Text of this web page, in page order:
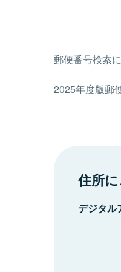
郵便番号検索
2025年度版郵
住所
デジタル